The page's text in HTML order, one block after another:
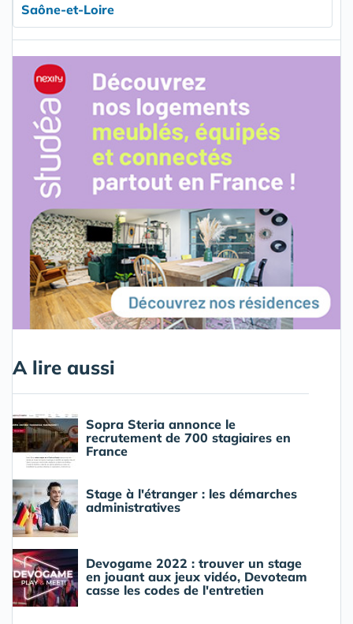
Saône-et-Loire
A lire aussi
Sopra Steria annonce le
recrutement de 700 stagiaires en
France
Stage à l'étranger : les démarches
administratives
Devogame 2022 : trouver un stage
en jouant aux jeux vidéo, Devoteam
casse les codes de l'entretien